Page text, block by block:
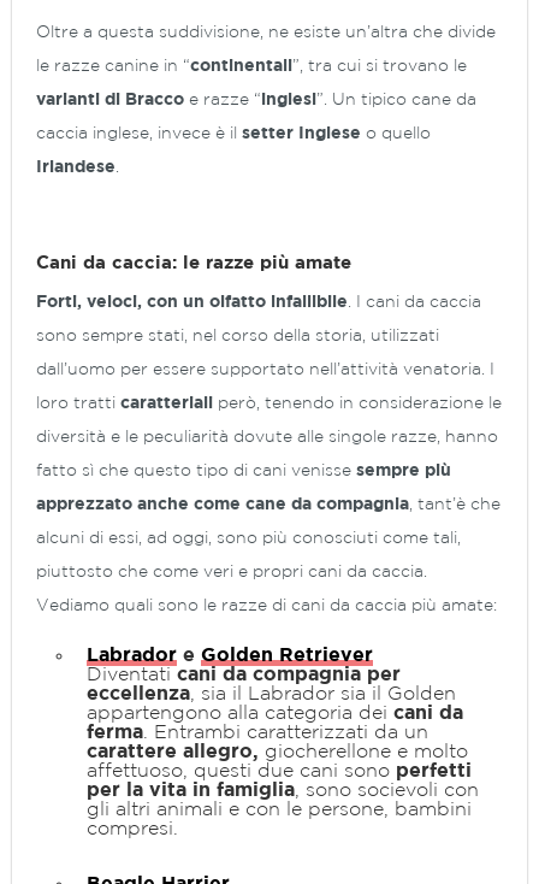
Oltre a questa suddivisione, ne esiste un’altra che divide
le razze canine in “continentali ”, tra cui si trovano le
varianti di Bracco e razze “ inglesi ”. Un tipico cane da
caccia inglese, invece è il setter Inglese o quello
Irlandese
Cani da caccia: le razze più amate
Forti, veloci, con un olfatto infallibile . I cani da caccia
sono sempre stati, nel corso della storia, utilizzati
dall’uomo per essere supportato nell’attività venatoria. I
loro tratti caratteriali però, tenendo in considerazione le
diversità e le peculiarità dovute alle singole razze, hanno
fatto sì che questo tipo di cani venisse sempre più
apprezzato anche come cane da compagnia , tant’è che
alcuni di essi, ad oggi, sono più conosciuti come tali,
piuttosto che come veri e propri cani da caccia.
Vediamo quali sono le razze di cani da caccia più amate:
Labrador e Golden Retriever
Diventati cani da compagnia per
eccellenza , sia il Labrador sia il Golden
appartengono alla categoria dei cani da
ferma . Entrambi caratterizzati da un
carattere allegro, giocherellone e molto
affettuoso, questi due cani sono perfetti
per la vita in famiglia , sono socievoli con
gli altri animali e con le persone, bambini
compresi.